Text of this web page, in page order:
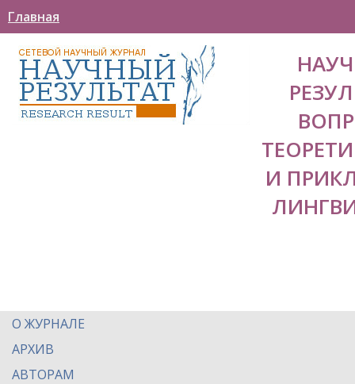
Главная
И
О ЖУРНАЛЕ
АРХИВ
АВТОРАМ